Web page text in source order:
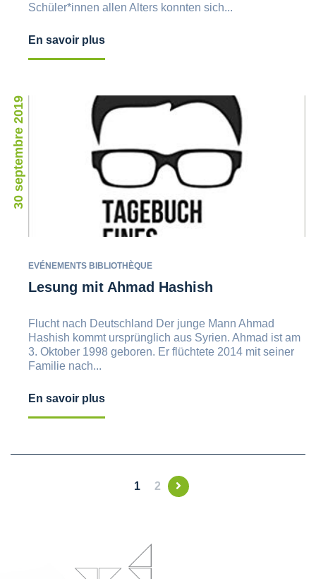
Schüler*innen allen Alters konnten sich...
En savoir plus
30 septembre 2019
EVÉNEMENTS BIBLIOTHÈQUE
Lesung mit Ahmad Hashish
Flucht nach Deutschland Der junge Mann Ahmad
Hashish kommt ursprünglich aus Syrien. Ahmad ist am
3. Oktober 1998 geboren. Er flüchtete 2014 mit seiner
Familie nach...
En savoir plus
1 2